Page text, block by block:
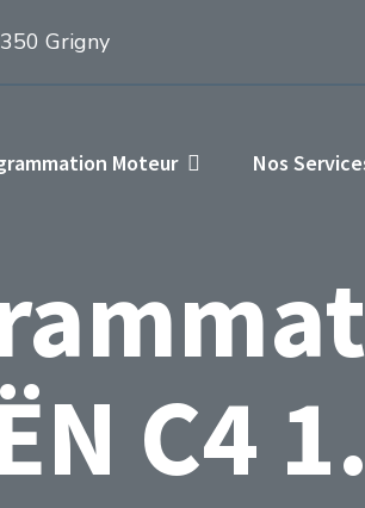
Grigny
Moteur Nos
C4